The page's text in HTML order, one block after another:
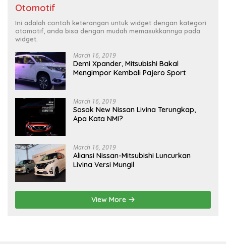
Otomotif
Ini adalah contoh keterangan untuk widget dengan kategori
otomotif, anda bisa dengan mudah memasukkannya pada
widget.
March 16, 2019
Demi Xpander, Mitsubishi Bakal
Mengimpor Kembali Pajero Sport
March 16, 2019
Sosok New Nissan Livina Terungkap,
Apa Kata NMI?
March 16, 2019
Aliansi Nissan-Mitsubishi Luncurkan
Livina Versi Mungil
View More